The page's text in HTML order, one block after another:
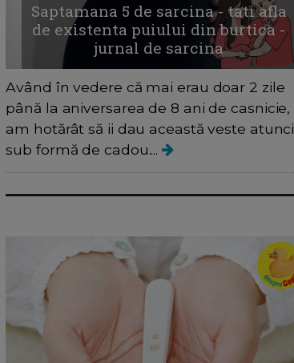
Saptamana 5 de sarcina - tati afla
de existenta puiului din burtica -
jurnal de sarcina
Având în vedere că mai erau doar 2 zile
până la aniversarea de 8 ani de casnicie,
am hotărât să ii dau această veste atunci
sub formă de cadou....